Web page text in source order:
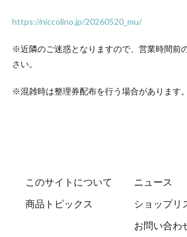
https://niccolino.jp/20260520_mu/
※近隣のご迷惑となりますので、営業時間前
さい。
※混雑時は整理券配布を行う場合があります。
このサイトについて
ニュース
商品トピックス
ショップリ
お問い合わ